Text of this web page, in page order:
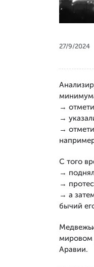
27/9/2024
→
→
→
С того
→
→
→ а
бычий
мировом
Аравии.